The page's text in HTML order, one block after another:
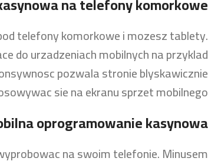
telefony komorkowe i mozesz tablety.
do urzadzeniach mobilnych na przyklad
pozwala stronie blyskawicznie
sie na ekranu sprzet mobilnego.
oprogramowanie kasynowa
na swoim telefonie. Minusem